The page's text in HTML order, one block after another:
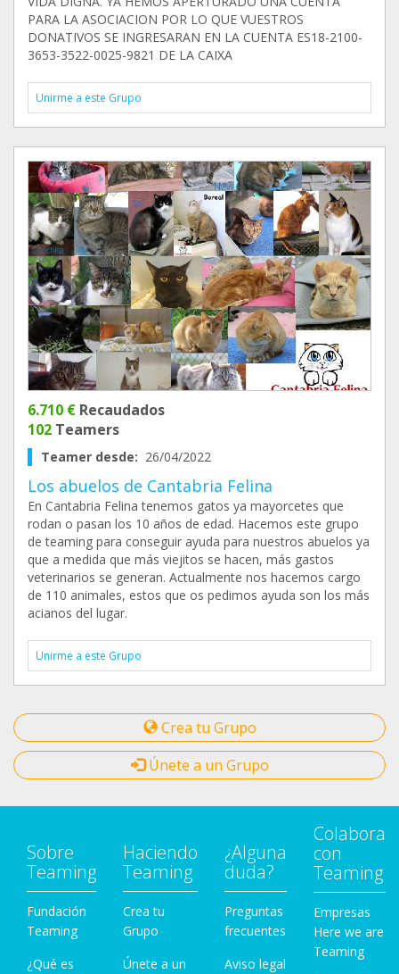
PARA LA ASOCIACION POR LO QUE VUESTROS
DONATIVOS SE INGRESARAN EN LA CUENTA ES18-2100-
3653-3522-0025-9821 DE LA CAIXA
Unirme a este Grupo
6.710 € Recaudados
102 Teamers
Teamer desde: 26/04/2022
Los abuelos de Cantabria Felina
En Cantabria Felina tenemos gatos ya mayorcetes que
rodan o pasan los 10 años de edad. Hacemos este grupo
de teaming para conseguir ayuda para nuestros abuelos ya
que a medida que más viejitos se hacen, más gastos
veterinarios se generan. Actualmente nos hacemos cargo
de 110 animales, estos que os pedimos ayuda son los más
acianos del lugar.
Unirme a este Grupo
Crea tu Grupo
Únete a un Grupo
Sobre
Teaming
Fundación
Teaming
¿Qué es
Haciendo
Teaming
Crea tu
Grupo
Únete a un
¿Alguna
duda?
Preguntas
frecuentes
Aviso legal
Colabora
con
Teaming
Empresas
Here we are
Teaming